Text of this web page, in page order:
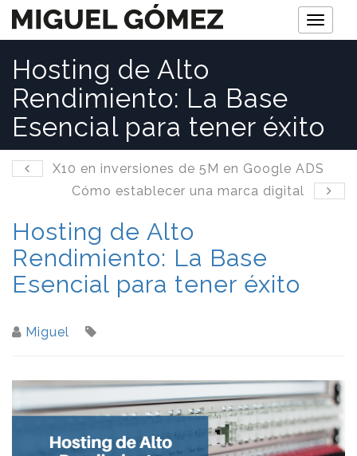
M
Hosting de Alto
Rendimiento: La Base
Esencial para tener éxito
X10 en inversiones de 5M en Google ADS
Cómo establecer una marca digital
Hosting de Alto
Rendimiento: La Base
Esencial para tener éxito
Miguel